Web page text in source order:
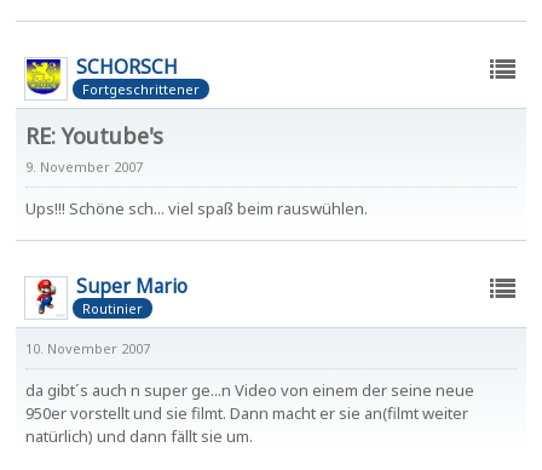
SCHORSCH
Fortgeschrittener
RE: Youtube's
9. November 2007
Ups!!! Schöne sch... viel spaß beim rauswühlen.
Super Mario
Routinier
10. November 2007
da gibt´s auch n super ge...n Video von einem der seine neue
950er vorstellt und sie filmt. Dann macht er sie an(filmt weiter
natürlich) und dann fällt sie um.